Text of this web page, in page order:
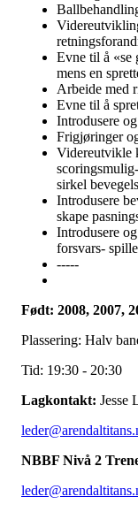
Evne til å «se
mens en
Arbeide med
Evne til å
Introdusere
Frigjøringer
Videreutvikle
sirkel
Introdusere
skape
Introdusere
forsvars-
-----
Født: 2008, 2007,
Plassering: Halv
Tid: 19:30 - 20:30
Lagkontakt: Jesse
NBBF Nivå 2